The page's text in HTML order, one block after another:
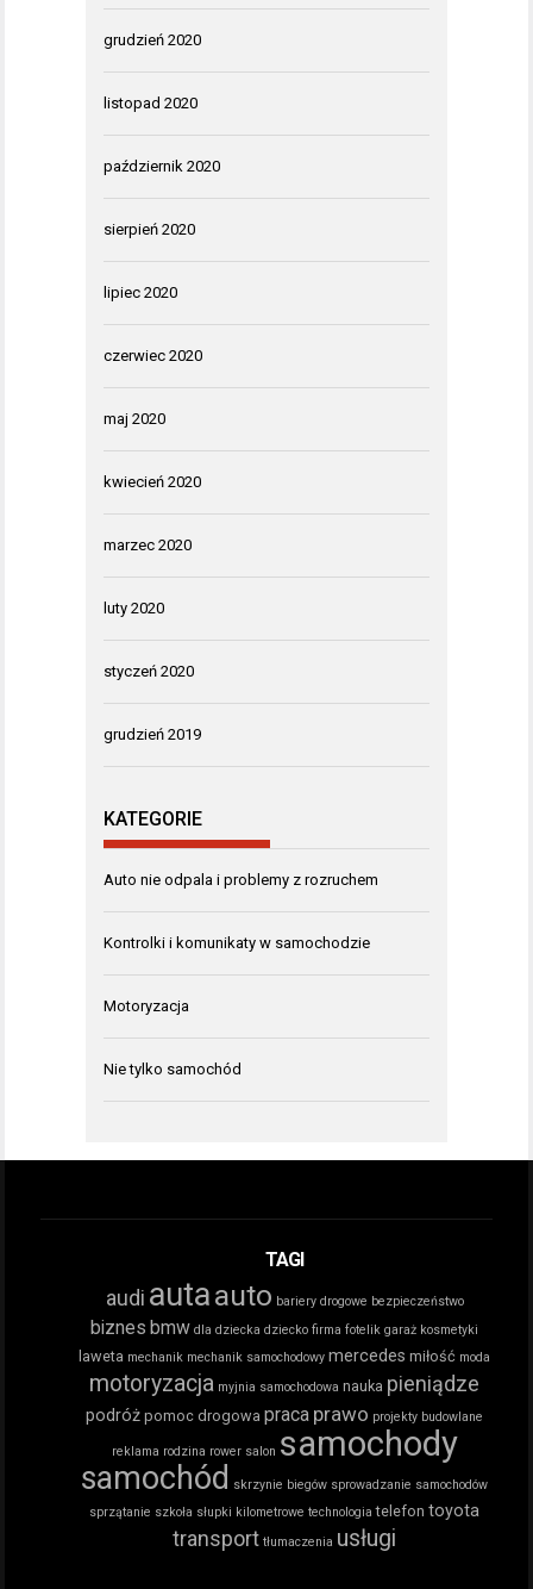
grudzień 2020
listopad 2020
październik 2020
sierpień 2020
lipiec 2020
czerwiec 2020
maj 2020
kwiecień 2020
marzec 2020
luty 2020
styczeń 2020
grudzień 2019
KATEGORIE
Auto nie odpala i problemy z rozruchem
Kontrolki i komunikaty w samochodzie
Motoryzacja
Nie tylko samochód
TAGI
audi autaauto bariery drogowe bezpieczeństwo
biznes bmw dla dziecka dziecko firma fotelik garaż kosmetyki
laweta mechanik mechanik samochodowy mercedes miłość moda
motoryzacja myjnia samochodowa nauka pieniądze
podróż pomoc drogowa praca prawo projekty budowlane
reklama rodzina rower salon samochody
samochód skrzynie biegów sprowadzanie samochodów
sprzątanie szkoła słupki kilometrowe technologia telefon toyota
transport tłumaczenia usługi